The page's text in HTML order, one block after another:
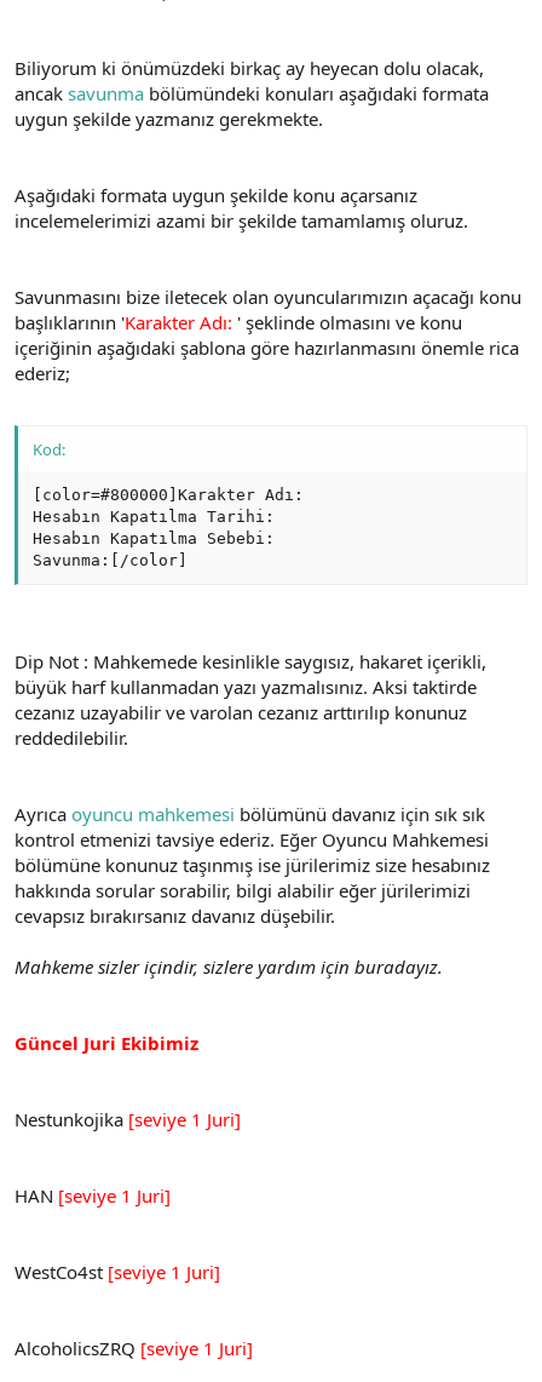
Biliyorum ki önümüzdeki birkaç ay heyecan dolu olacak,
ancak savunma bölümündeki konuları aşağıdaki formata
uygun şekilde yazmanız gerekmekte.
Aşağıdaki formata uygun şekilde konu açarsanız
incelemelerimizi azami bir şekilde tamamlamış oluruz.
Savunmasını bize iletecek olan oyuncularımızın açacağı konu
başlıklarının 'Karakter Adı: ' şeklinde olmasını ve konu
içeriğinin aşağıdaki şablona göre hazırlanmasını önemle rica
ederiz;
Kod:
[color=#800000]Karakter Adı:
Hesabın Kapatılma Tarihi:
Hesabın Kapatılma Sebebi:
Savunma:[/color]
Dip Not : Mahkemede kesinlikle saygısız, hakaret içerikli,
büyük harf kullanmadan yazı yazmalısınız. Aksi taktirde
cezanız uzayabilir ve varolan cezanız arttırılıp konunuz
reddedilebilir.
Ayrıca oyuncu mahkemesi bölümünü davanız için sık sık
kontrol etmenizi tavsiye ederiz. Eğer Oyuncu Mahkemesi
bölümüne konunuz taşınmış ise jürilerimiz size hesabınız
hakkında sorular sorabilir, bilgi alabilir eğer jürilerimizi
cevapsız bırakırsanız davanız düşebilir.
Mahkeme sizler içindir, sizlere yardım için buradayız.
Güncel Juri Ekibimiz
Nestunkojika [seviye 1 Juri]
HAN [seviye 1 Juri]
WestCo4st [seviye 1 Juri]
AlcoholicsZRQ [seviye 1 Juri]